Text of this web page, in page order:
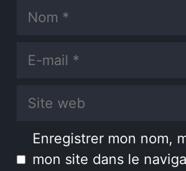
Nom
E-
Site
Enregistrer mon nom,
mon site dans le